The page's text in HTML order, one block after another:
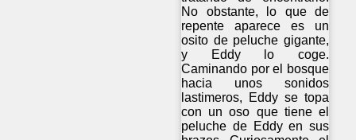
No obstante, lo que de
repente aparece es un
osito de peluche gigante,
y Eddy lo coge.
Caminando por el bosque
hacia unos sonidos
lastimeros, Eddy se topa
con un oso que tiene el
peluche de Eddy en sus